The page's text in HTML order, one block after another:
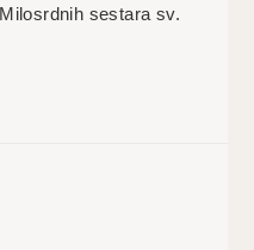
sestara sv.